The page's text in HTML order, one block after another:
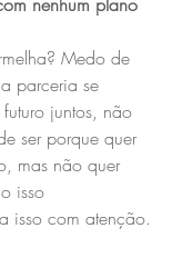
Medo de
parceria se
juntos, não
ser porque quer
mas não quer
isso
isso com atenção.